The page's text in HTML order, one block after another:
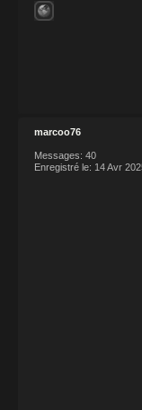
marcoo76
Messages: 40
Enregistré le: 14 Avr